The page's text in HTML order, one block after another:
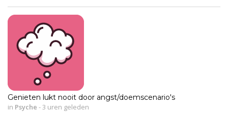
Genieten lukt nooit door angst/doemscenario's
in Psyche -3 uren geleden